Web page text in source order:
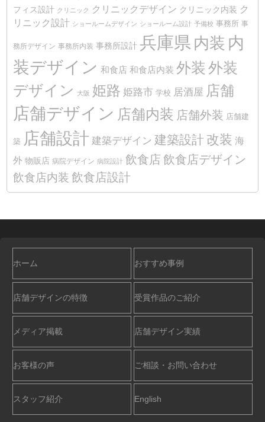
フィス設計 クリニック クリニックデザイン クリニック内装 ク
リニック設計 ショールームデザイン ショールーム設計 予備校 事務所 事
務所デザイン 事務所内装 事務所設計 兵庫県 内装 内
装デザイン 和食店 和食店内装 外装 外装
デザイン
大阪 姫路 姫路市 学校 居酒屋 店舗
店舗デザイン 店舗内装 店舗外装 店舗建
築 店舗設計 建築デザイン 建築設計 改装 海
外 物販店 病院デザイン 病院設計 飲食店 飲食店デザイン
飲食店内装 飲食店設計
ホーム おすすめ事例
店舗デザインの特徴 受賞作品のご紹介
メディア掲載 店舗デザイン実績
お客様の声 ご相談・お問い合わせ
スタッフ紹介 English